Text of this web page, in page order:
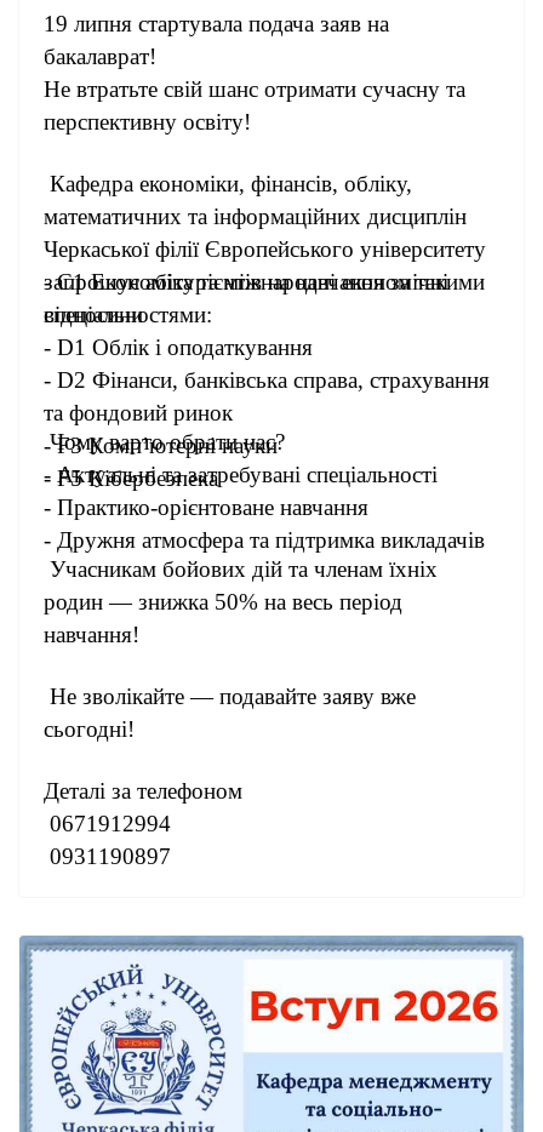
19 липня стартувала подача заяв на
бакалаврат!
Не втратьте свій шанс отримати сучасну та
перспективну освіту!
Кафедра економіки, фінансів, обліку,
математичних та інформаційних дисциплін
Черкаської філії Європейського університету
запрошує абітурієнтів на навчання за такими
спеціальностями:
- С1 Економіка та міжнародні економічні
відносини
- D1 Облік і оподаткування
- D2 Фінанси, банківська справа, страхування
та фондовий ринок
- F3 Комп’ютерні науки
- F5 Кібербезпека
Чому варто обрати нас?
- Актуальні та затребувані спеціальності
- Практико-орієнтоване навчання
- Дружня атмосфера та підтримка викладачів
Учасникам бойових дій та членам їхніх
родин — знижка 50% на весь період
навчання!
Не зволікайте — подавайте заяву вже
сьогодні!
Деталі за телефоном
0671912994
0931190897